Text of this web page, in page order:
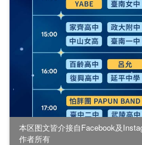
本区图文皆介接自Facebook及
作者所有